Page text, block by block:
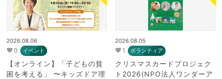
2026.08.06
0 イベント
【オンライン】「子どもの貧
困を考える」 〜キッズドア理
2026.08.05
1 ボランティア
クリスマスカードプロジェク
ト2026(NPO法人ワンダーア